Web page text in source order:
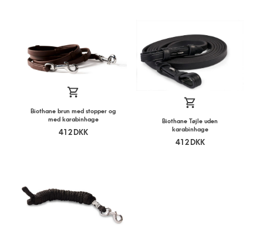
Biothane brun med stopper og
med karabinhage
412 DKK
Biothane Tøjle uden
karabinhage
412 DKK